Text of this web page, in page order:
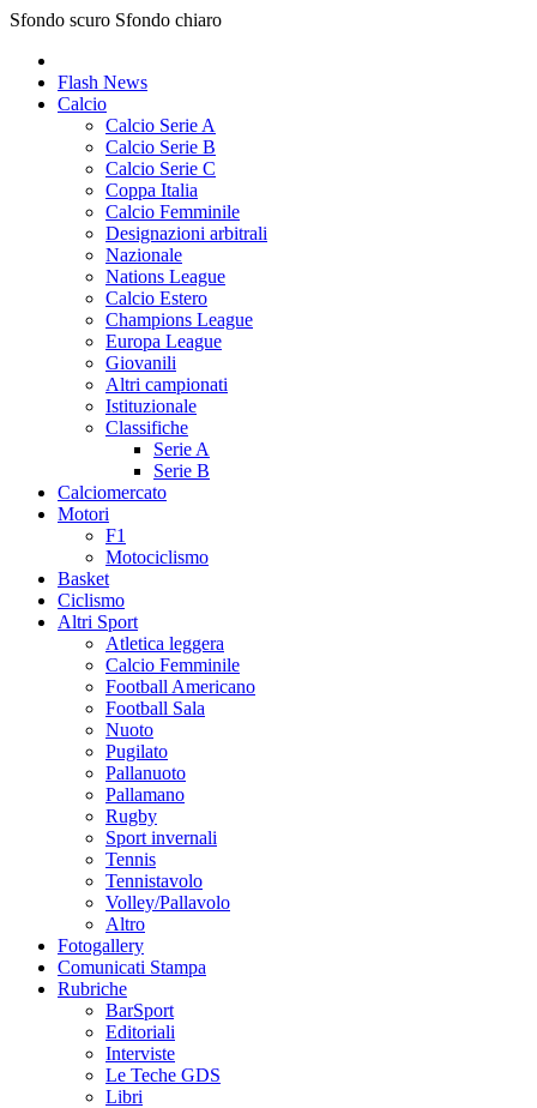
Sfondo scuro Sfondo chiaro
Flash News
Calcio
Calcio Serie A
Calcio Serie B
Calcio Serie C
Coppa Italia
Calcio Femminile
Designazioni arbitrali
Nazionale
Nations League
Calcio Estero
Champions League
Europa League
Giovanili
Altri campionati
Istituzionale
Classifiche
Serie A
Serie B
Calciomercato
Motori
F1
Motociclismo
Basket
Ciclismo
Altri Sport
Atletica leggera
Calcio Femminile
Football Americano
Football Sala
Nuoto
Pugilato
Pallanuoto
Pallamano
Rugby
Sport invernali
Tennis
Tennistavolo
Volley/Pallavolo
Altro
Fotogallery
Comunicati Stampa
Rubriche
BarSport
Editoriali
Interviste
Le Teche GDS
Libri